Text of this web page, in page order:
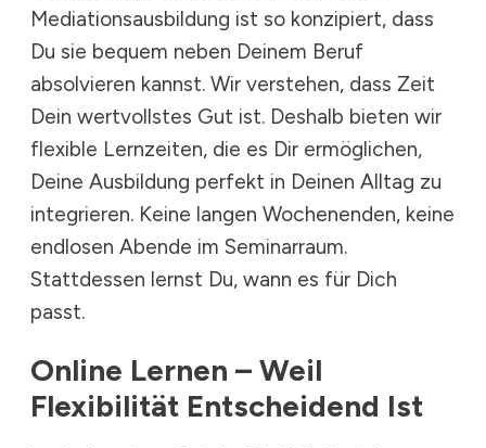
Mediationsausbildung ist so konzipiert, dass
Du sie bequem neben Deinem Beruf
absolvieren kannst. Wir verstehen, dass Zeit
Dein wertvollstes Gut ist. Deshalb bieten wir
flexible Lernzeiten, die es Dir ermöglichen,
Deine Ausbildung perfekt in Deinen Alltag zu
integrieren. Keine langen Wochenenden, keine
endlosen Abende im Seminarraum.
Stattdessen lernst Du, wann es für Dich
passt.
Online Lernen – Weil
Flexibilität Entscheidend Ist